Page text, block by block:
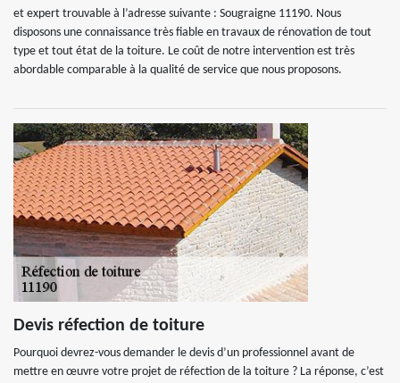
et expert trouvable à l’adresse suivante : Sougraigne 11190. Nous
disposons une connaissance très fiable en travaux de rénovation de tout
type et tout état de la toiture. Le coût de notre intervention est très
abordable comparable à la qualité de service que nous proposons.
Devis réfection de toiture
Pourquoi devrez-vous demander le devis d’un professionnel avant de
mettre en œuvre votre projet de réfection de la toiture ? La réponse, c’est